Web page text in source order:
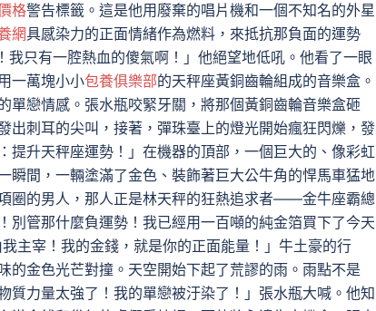
格警告標籤。這是他用廢棄的唱片機和一個不知名的外星
網具感染力的正面情緒作為燃料，來抵抗那負面的運勢
只有一腔熱血的傻氣啊！」他絕望地低吼。他看了一眼
一萬塊小小包養俱樂部的天秤座黃銅齒輪組成的音樂盒。
戀情感。張水瓶咬緊牙關，將那個黃銅齒輪音樂盒砸
出刺耳的尖叫，接著，彈珠臺上的燈光開始瘋狂閃爍，發
提升天秤座運勢！」在機器的頂部，一個巨大的、像彩虹
瞬間，一輛塗滿了金色、裝飾著巨大公牛角的悍馬車猛地
圈的男人，那人正是林天秤的狂熱追求者——金牛座霸總
管那什麼負運勢！我已經用一百噸的純金箔買下了今天
主宰！我的金錢，就是你的正面能量！」牛土豪的行
金色光芒對撞。天空開始下起了荒謬的雨。雨點不是
力量太強了！我的單戀被汙染了！」張水瓶大喊。他知